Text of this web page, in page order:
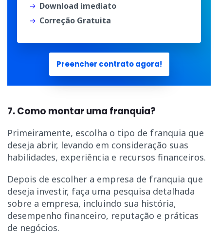
Download imediato
Correção Gratuita
Preencher contrato agora!
7. Como montar uma franquia?
Primeiramente, escolha o tipo de franquia que
deseja abrir, levando em consideração suas
habilidades, experiência e recursos financeiros.
Depois de escolher a empresa de franquia que
deseja investir, faça uma pesquisa detalhada
sobre a empresa, incluindo sua história,
desempenho financeiro, reputação e práticas
de negócios.